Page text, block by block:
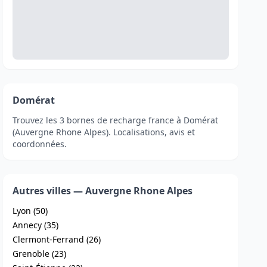
Domérat
Trouvez les 3 bornes de recharge france à Domérat
(Auvergne Rhone Alpes). Localisations, avis et
coordonnées.
Autres villes — Auvergne Rhone Alpes
Lyon (50)
Annecy (35)
Clermont-Ferrand (26)
Grenoble (23)